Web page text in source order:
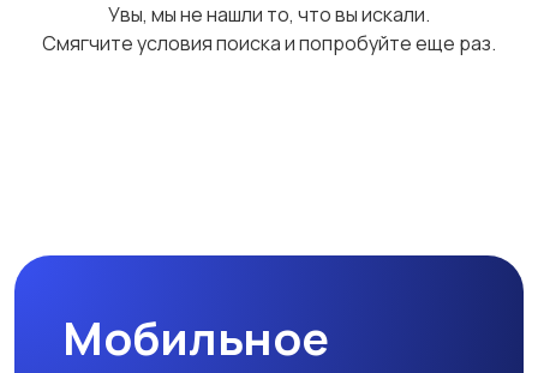
Увы, мы не нашли то, что вы искали.
Смягчите условия поиска и попробуйте еще раз.
Мобильное